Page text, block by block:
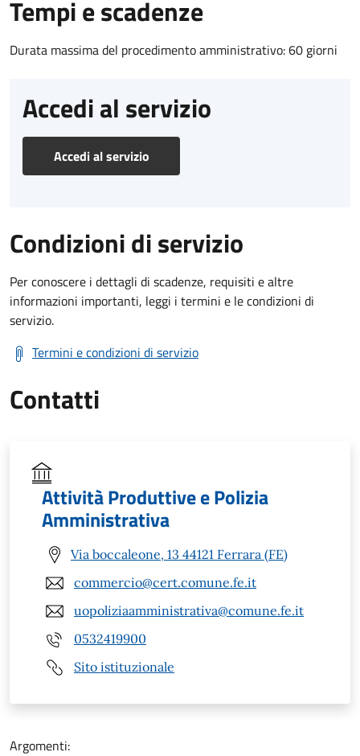
Tempi e scadenze
Durata massima del procedimento amministrativo: 60 giorni
Accedi al servizio
Accedi al servizio
Condizioni di servizio
Per conoscere i dettagli di scadenze, requisiti e altre
informazioni importanti, leggi i termini e le condizioni di
servizio.
Termini e condizioni di servizio
Contatti
Attività Produttive e Polizia
Amministrativa
Via boccaleone, 13 44121 Ferrara (FE)
commercio@cert.comune.fe.it
uopoliziaamministrativa@comune.fe.it
0532419900
Sito istituzionale
Argomenti: